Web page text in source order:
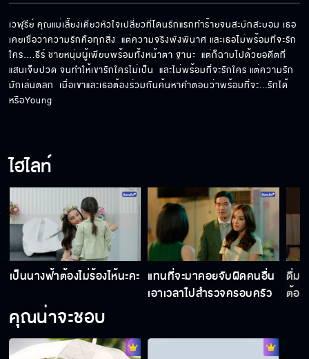
ลูกค้าคนนี้ไบโพลาร์มาก เอาแน่เอานอนไม่ได้เลย
ตายยากจริง ๆ พูดถึงผี ผีก็ออกมา
พยายามให้มาก ๆ นะ บริษัทที่ฉันสร้างไว้จะได้ไม่
เวฬุรีย์ คุณแม่เลี้ยงเดี่ยวหัวใจเปลี่ยวที่โดนรักแรกทำร้ายจนสะบักสะบอม เธอ
เคยเชื่อว่าความรักคือทุกสิ่ง  แต่ความจริงพังพินาศ และเธอไม่พร้อมที่จะรัก
ใคร….ธีร์ ชายหนุ่มผู้เพียบพร้อมทั้งหน้าตา ฐานะ  แต่ก็ฉาบไปด้วยอดีตที่
แสนเจ็บปวด จนทำให้เขารักใครไม่เป็น  และไม่พร้อมที่จะรักใคร แต่ความรัก
มักเล่นตลก  เมื่อเขาและเธอต้องร่วมกันค้นหาคำตอบว่าพร้อมที่จะ...รักได้
หรือYoung
ไฮไลท์
เป็นนางฟ้าต้องไม่ร้องไห้นะคะ แทนที่จะมาคอยจับผิดคนอื่น
เอาเวลาไปสำรวจครอบครัว
ดื่มใ
ต้อ
คุณน่าจะชอบ